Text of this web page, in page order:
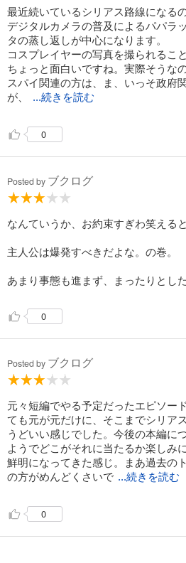
最近続いているシリアス路線になるの
デジタルカメラの普及によるパパラ
タの蒸し返しが中心になります。
コスプレイヤーの写真を撮られるこ
ちょっと面白いですね。実際そうな
スパイ関連の方は、ま、いっそ政府
が、
...続きを読む
0
Posted by ブクログ
なんていうか、お約束すぎわ笑えると
主人公は爆発すべきだよな。の巻。
あまり事態も進まず、まったりとした
0
Posted by ブクログ
元々短編でやる予定だったエピソー
ても元が元だけに、そこまでシリア
うどいい感じでした。今後の本編に
ようでどこがそれに当たるか楽しみ
鮮明になってきた感じ。まあ過去の
の方がめんどくさいで ...続きを読む
0